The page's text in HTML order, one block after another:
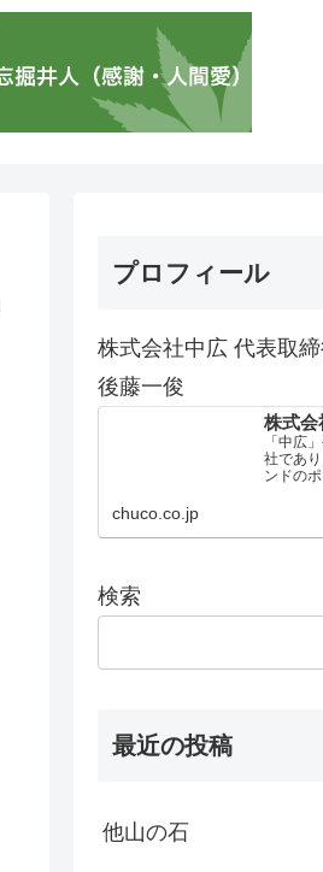
プロフィール
株式会社中広 代表取
後藤一俊
株式会
「中広
社であ
ンドの
chuco.co.jp
検索
最近の投稿
他山の石